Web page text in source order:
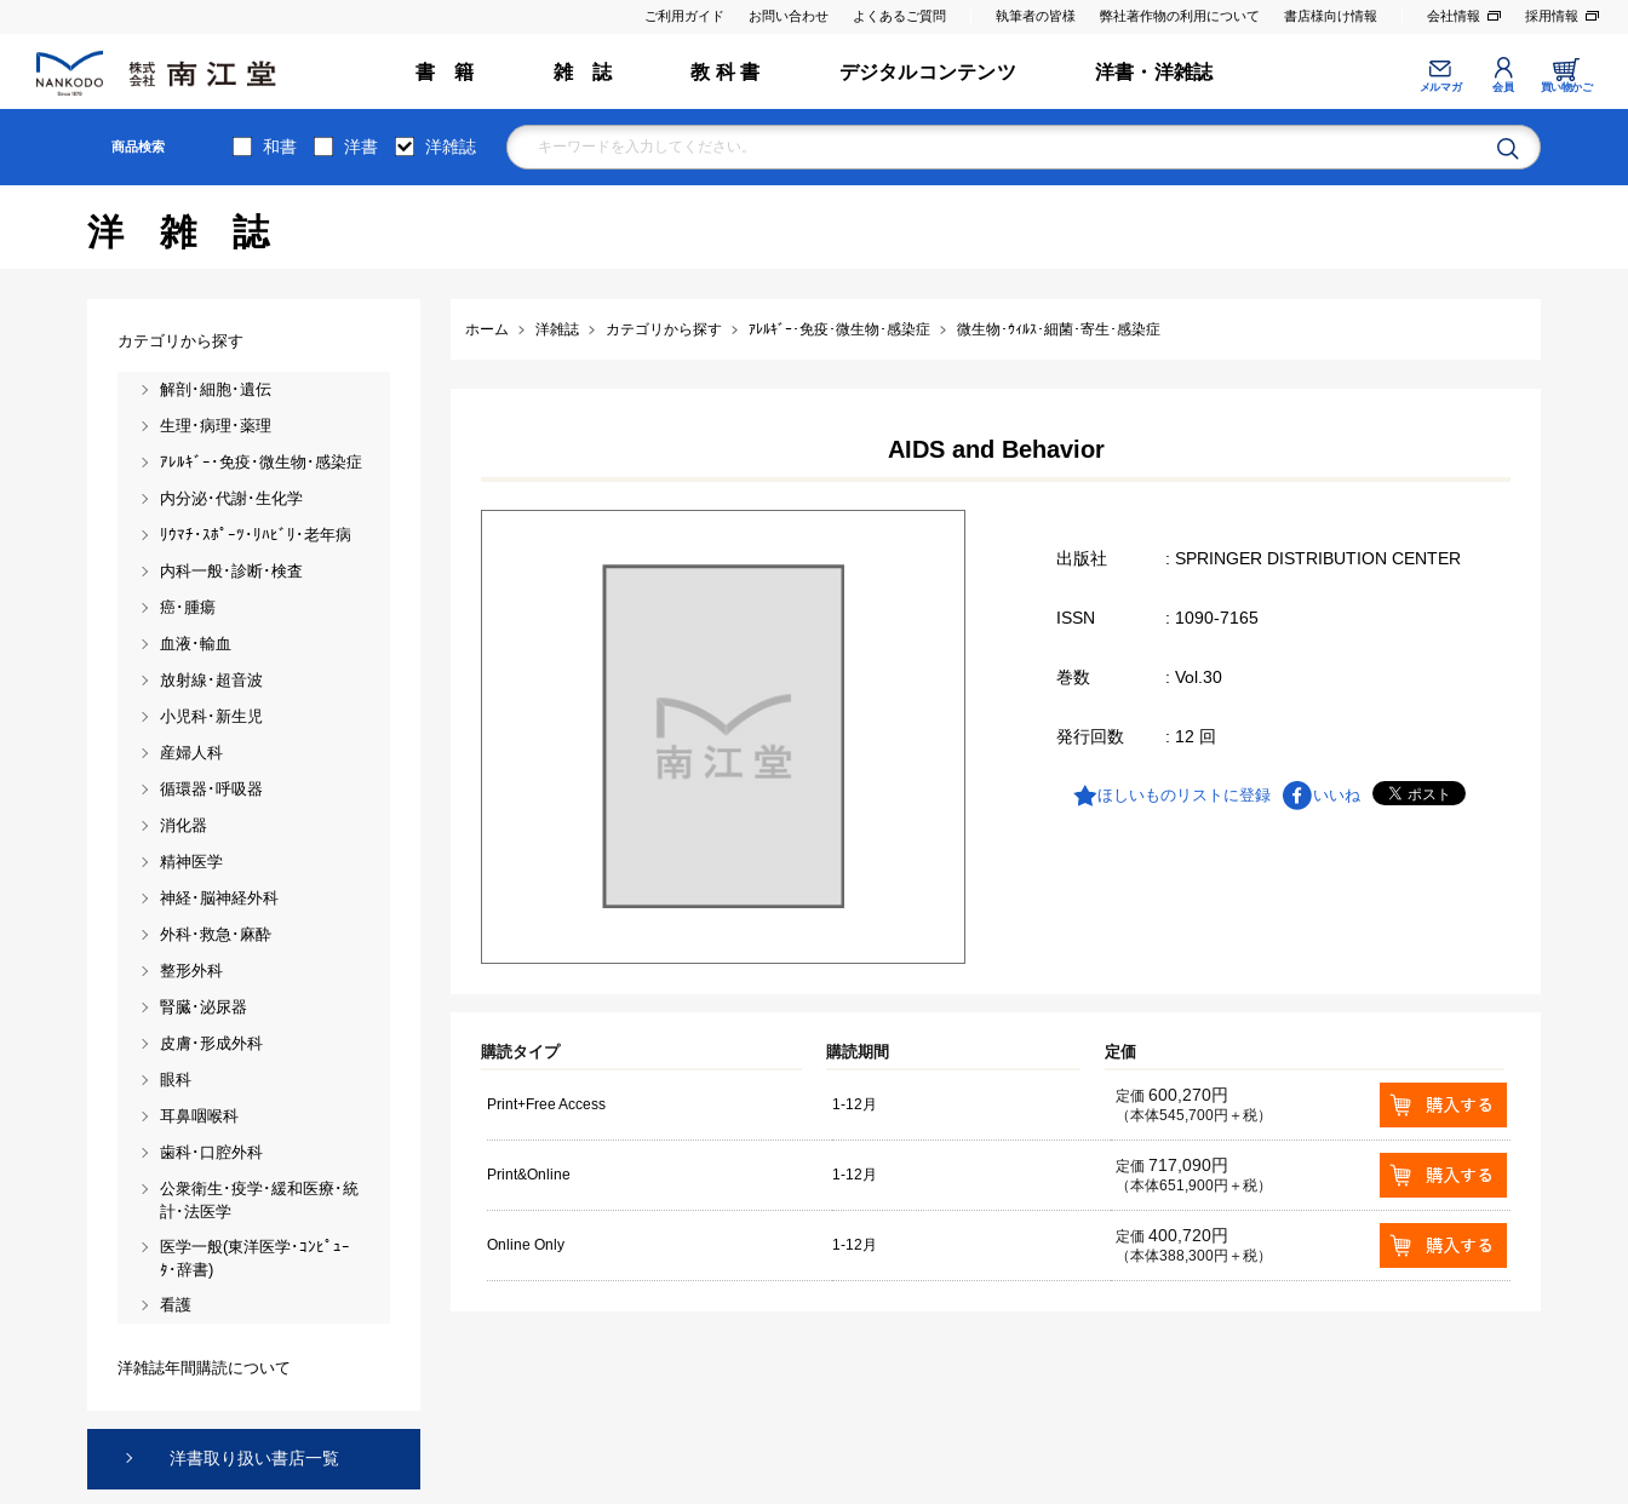
ご利用ガイド お問い合わせ よくあるご質問 執筆者の皆様 弊社著作物の利用について 書店様向け情報 会社情報 採用情報
書 籍 雑 誌 教 科 書 デジタルコンテンツ 洋書・洋雑誌
メルマガ 会員 買い物かご
商品検索 和書 洋書 洋雑誌
洋雑誌
ホーム 洋雑誌 カテゴリから探す ｱﾚﾙｷﾞｰ･免疫･微生物･感染症 微生物･ｳｨﾙｽ･細菌･寄生･感染症
AIDS and Behavior
出版社 : SPRINGER DISTRIBUTION CENTER
ISSN : 1090-7165
巻数 : Vol.30
発行回数 : 12 回
ほしいものリストに登録 いいね
購読タイプ 購読期間 定価
Print+Free Access 1-12月 定価 600,270円
（本体545,700円＋税）
Print&Online 1-12月 定価 717,090円
（本体651,900円＋税）
Online Only 1-12月 定価 400,720円
（本体388,300円＋税）
カテゴリから探す
解剖･細胞･遺伝
生理･病理･薬理
ｱﾚﾙｷﾞｰ･免疫･微生物･感染症
内分泌･代謝･生化学
ﾘｳﾏﾁ･ｽﾎﾟｰﾂ･ﾘﾊﾋﾞﾘ･老年病
内科一般･診断･検査
癌･腫瘍
血液･輸血
放射線･超音波
小児科･新生児
産婦人科
循環器･呼吸器
消化器
精神医学
神経･脳神経外科
外科･救急･麻酔
整形外科
腎臓･泌尿器
皮膚･形成外科
眼科
耳鼻咽喉科
歯科･口腔外科
公衆衛生･疫学･緩和医療･統
計･法医学
医学一般(東洋医学･ｺﾝﾋﾟｭｰ
ﾀ･辞書)
看護
洋雑誌年間購読について
洋書取り扱い書店一覧